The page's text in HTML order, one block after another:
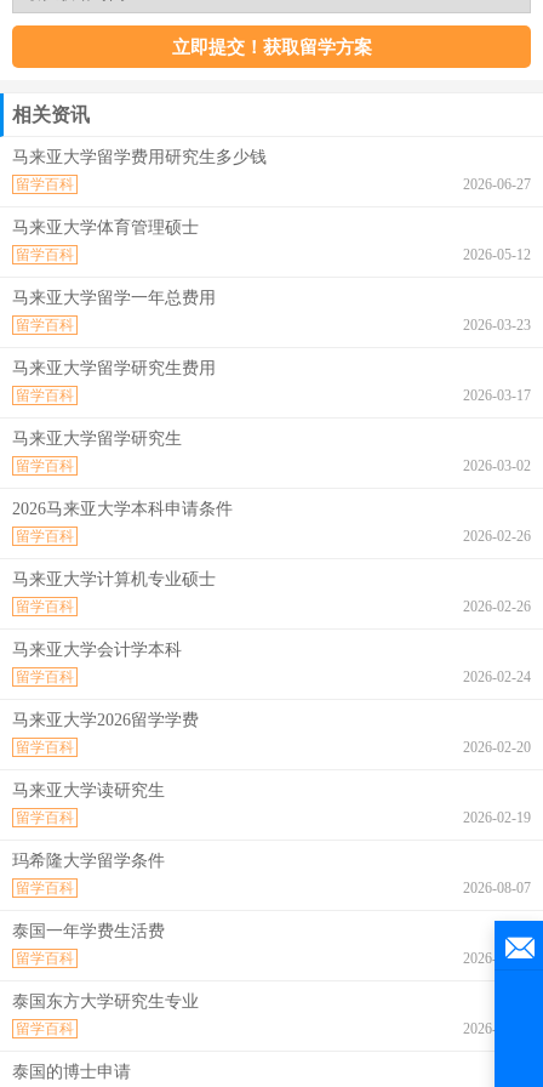
相关资讯
马来亚大学留学费用研究生多少钱
2026-06-27
留学百科
马来亚大学体育管理硕士
2026-05-12
留学百科
马来亚大学留学一年总费用
2026-03-23
留学百科
马来亚大学留学研究生费用
2026-03-17
留学百科
马来亚大学留学研究生
2026-03-02
留学百科
2026马来亚大学本科申请条件
2026-02-26
留学百科
马来亚大学计算机专业硕士
2026-02-26
留学百科
马来亚大学会计学本科
2026-02-24
留学百科
马来亚大学2026留学学费
2026-02-20
留学百科
马来亚大学读研究生
2026-02-19
留学百科
玛希隆大学留学条件
2026-08-07
留学百科
泰国一年学费生活费
2026-08-07
留学百科
泰国东方大学研究生专业
2026-08-07
留学百科
泰国的博士申请